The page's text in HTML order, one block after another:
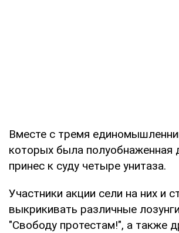
Вместе с тремя
которых была полуобнаженная
принес к суду четыре унитаза.
Участники акции сели на них и
выкрикивать различные
"Свободу протестам!", а также